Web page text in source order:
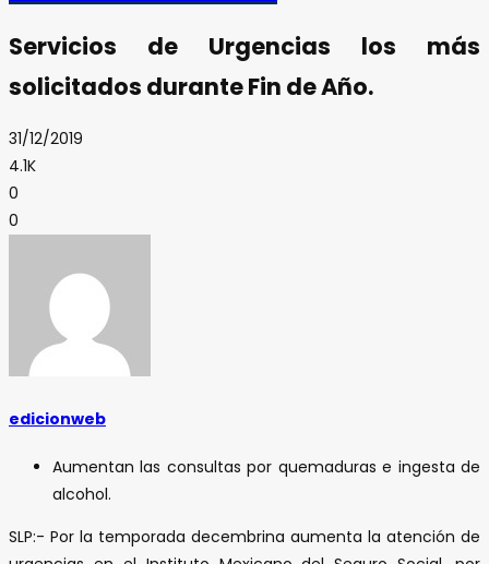
Servicios de Urgencias los más
solicitados durante Fin de Año.
31/12/2019
4.1K
0
0
edicionweb
Aumentan las consultas por quemaduras e ingesta de
alcohol.
SLP:- Por la temporada decembrina aumenta la atención de